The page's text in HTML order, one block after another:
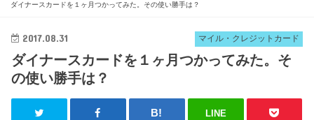
ダイナースカードを１ヶ月つかってみた。その使い勝手は？
マイル・クレジットカード
2017.08.31
ダイナースカードを１ヶ月つかってみた。そ
の使い勝手は？
LINE